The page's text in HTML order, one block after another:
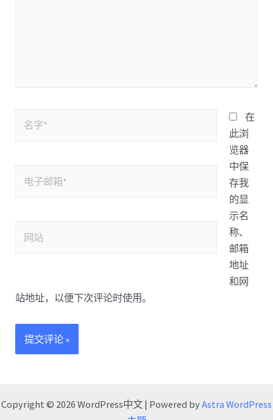
在
此浏
览器
中保
存我
的显
示名
称、
邮箱
地址
和网
站地址，以便下次评论时使用。
Copyright © 2026 WordPress中文 | Powered byAstra WordPress